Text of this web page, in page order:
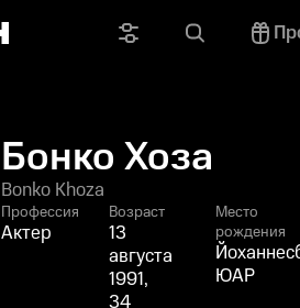
Бонко Хоза
Bonko Khoza
Профессия
Актер
Возраст
13
августа
1991,
34
Место
рождения
ЮАР